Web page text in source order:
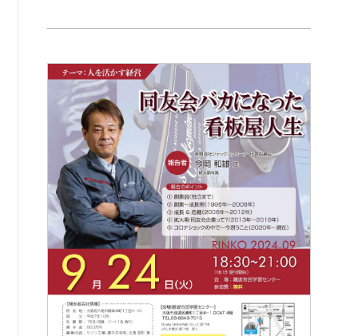
産官学連携
障がい者雇用
地域経済
キャリア教育
例会案内・活動報告
例会案内・活動報告
入会案内
よくある質問